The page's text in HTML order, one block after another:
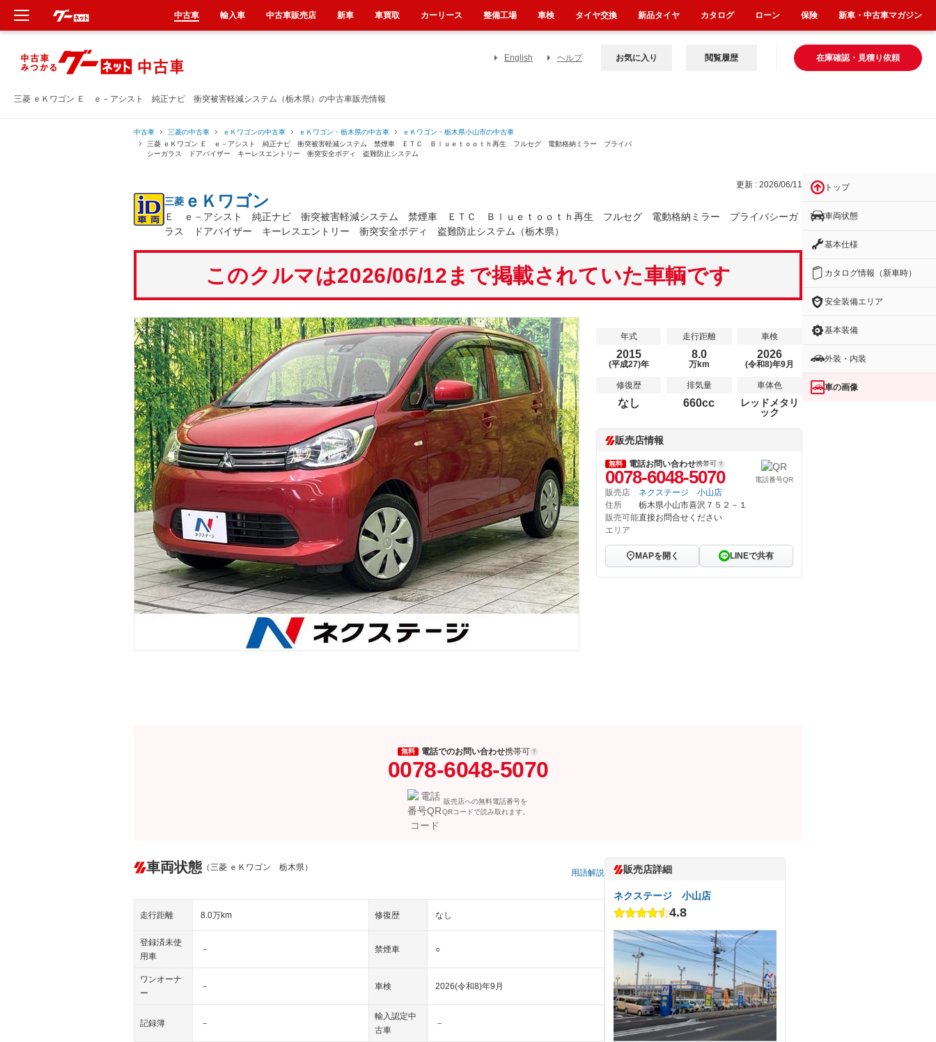
三菱 ｅＫワゴン Ｅ ｅ－アシスト 純正ナビ 衝突被害軽減システム（栃木県）の中古車販売情報
English ヘルプ 在庫確認・見積り依頼
お気に入り 閲覧履歴
中古車 三菱の中古車 ｅＫワゴンの中古車 ｅＫワゴン・栃木県の中古車
ｅＫワゴン・栃木県小山市の中古車
三菱 ｅＫワゴン Ｅ ｅ－アシスト 純正ナビ 衝突被害軽減システム 禁煙車 ＥＴＣ Ｂｌｕｅｔｏｏｔｈ再生 フルセグ 電動格納ミラー プライバ
シーガラス ドアバイザー キーレスエントリー 衝突安全ボディ 盗難防止システム
更新 : 2026/06/11
三菱 ｅＫワゴン
Ｅ ｅ－アシスト 純正ナビ 衝突被害軽減システム 禁煙車 ＥＴＣ Ｂｌｕｅｔｏｏｔｈ再生 フルセグ 電動格納ミラー プライバシーガ
ラス ドアバイザー キーレスエントリー 衝突安全ボディ 盗難防止システム（栃木県）
このクルマは2026/06/12まで掲載されていた車輌です
年式
2015
(平成27)年
走行距離
8.0
万km
車検
2026
(令和8)年9月
修復歴
なし
排気量
660cc
車体色
レッドメタリ
ック
販売店情報
無料 電話お問い合わせ携帯可
0078-6048-5070 電話番号QR
販売店
ネクステージ 小山店
住所
栃木県小山市喜沢７５２－１
販売可能
エリア
直接お問合せください
MAPを開く LINEで共有
無料 電話でのお問い合わせ携帯可
0078-6048-5070
販売店への無料電話番号を
QRコードで読み取れます。
車両状態 （三菱 ｅＫワゴン 栃木県）
用語解説
走行距離 8.0万km 修復歴 なし
登録済未使
用車
－ 禁煙車 ○
ワンオーナ
ー
－ 車検 2026(令和8)年9月
記録簿 －
輸入認定中
古車
－
販売店詳細
ネクステージ 小山店
4.8
トップ
車両状態
基本仕様
カタログ情報（新車時）
安全装備エリア
基本装備
外装・内装
車の画像
中古車 輸入車 中古車販売店 新車 車買取 カーリース 整備工場 車検 タイヤ交換 新品タイヤ カタログ ローン 保険 新車・中古車マガジン
新車
中古車